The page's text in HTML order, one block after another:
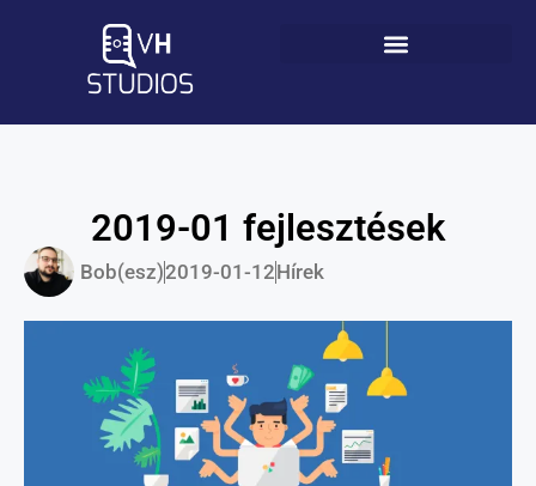
2019-01 fejlesztések
Bob(esz)2019-01-12Hírek